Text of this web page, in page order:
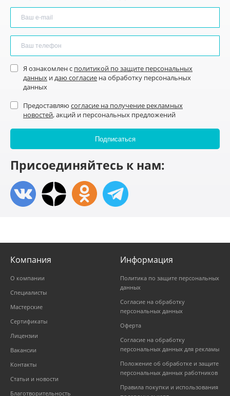
Я ознакомлен с политикой по защите персональных
данных и даю согласие на обработку персональных
данных
Предоставляю согласие на получение рекламных
новостей, акций и персональных предложений
Присоединяйтесь к нам:
Компания
О компании
Специалисты
Мастерские
Сертификаты
Лицензии
Вакансии
Контакты
Статьи и новости
Благотворительность
Информация
Политика по защите персональных
данных
Согласие на обработку
персональных данных
Оферта
Согласие на обработку
персональных данных для рекламы
Положение об обработке и защите
персональных данных работников
Правила покупки и использования